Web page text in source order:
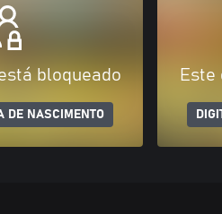
bloqueado
DE NASCIMENTO
Este